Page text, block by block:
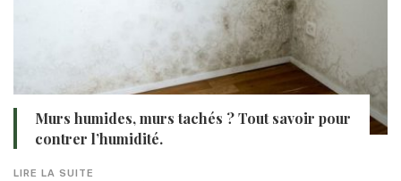
Murs humides, murs tachés ? Tout savoir pour
contrer l’humidité.
LIRE LA SUITE